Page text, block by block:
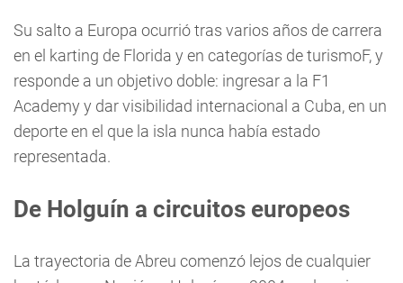
Su salto a Europa ocurrió tras varios años de carrera
en el karting de Florida y en categorías de turismoF, y
responde a un objetivo doble: ingresar a la F1
Academy y dar visibilidad internacional a Cuba, en un
deporte en el que la isla nunca había estado
representada.
De Holguín a circuitos europeos
La trayectoria de Abreu comenzó lejos de cualquier